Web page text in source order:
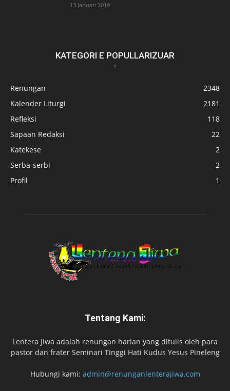
13 Januari 2019
KATEGORI E POPULLARIZUAR
Renungan
2348
Kalender Liturgi
2181
Refleksi
118
Sapaan Redaksi
22
Katekese
2
Serba-serbi
2
Profil
1
Tentang Kami:
Lentera Jiwa adalah renungan harian yang ditulis oleh para
pastor dan frater Seminari Tinggi Hati Kudus Yesus Pineleng
Hubungi kami: admin@renunganlenterajiwa.com